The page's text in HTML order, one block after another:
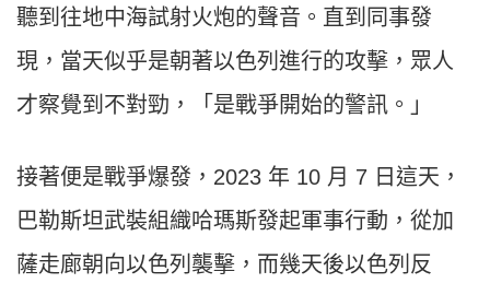
聽到往地中海試射火炮的聲音。直到同事發
現，當天似乎是朝著以色列進行的攻擊，眾人
才察覺到不對勁，「是戰爭開始的警訊。」
接著便是戰爭爆發，2023 年 10 月 7 日這天，
巴勒斯坦武裝組織哈瑪斯發起軍事行動，從加
薩走廊朝向以色列襲擊，而幾天後以色列反